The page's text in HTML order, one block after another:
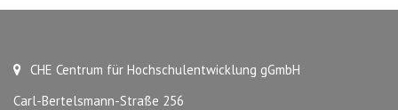
CHE Centrum für Hochschulentwicklung gGmbH
Carl-Bertelsmann-Straße 256